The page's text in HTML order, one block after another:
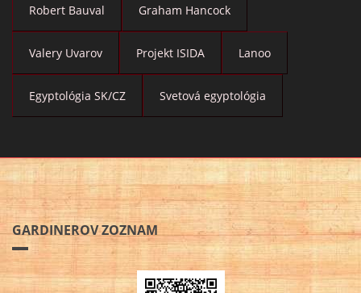
Robert Bauval Graham Hancock
Valery Uvarov Projekt ISIDA Lanoo
Egyptológia SK/CZ Svetová egyptológia
GARDINEROV ZOZNAM